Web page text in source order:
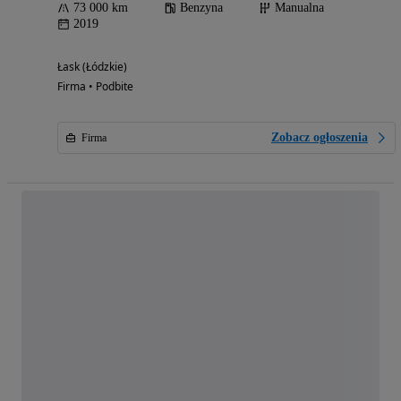
73 000 km Benzyna
Manualna
2019
Łask (Łódzkie)
Firma • Podbite
Firma Zobacz ogłoszenia